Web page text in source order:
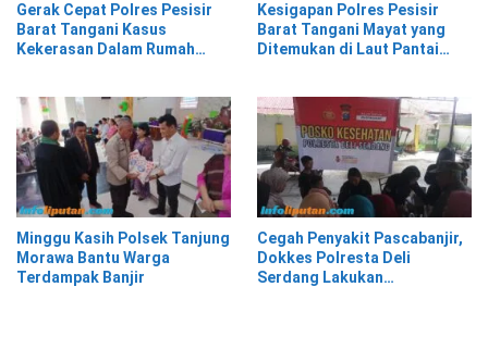
Gerak Cepat Polres Pesisir
Barat Tangani Kasus
Kekerasan Dalam Rumah
Kesigapan Polres Pesisir
Barat Tangani Mayat yang
Ditemukan di Laut Pantai
Minggu Kasih Polsek Tanjung
Morawa Bantu Warga
Terdampak Banjir
Cegah Penyakit Pascabanjir,
Dokkes Polresta Deli
Serdang Lakukan